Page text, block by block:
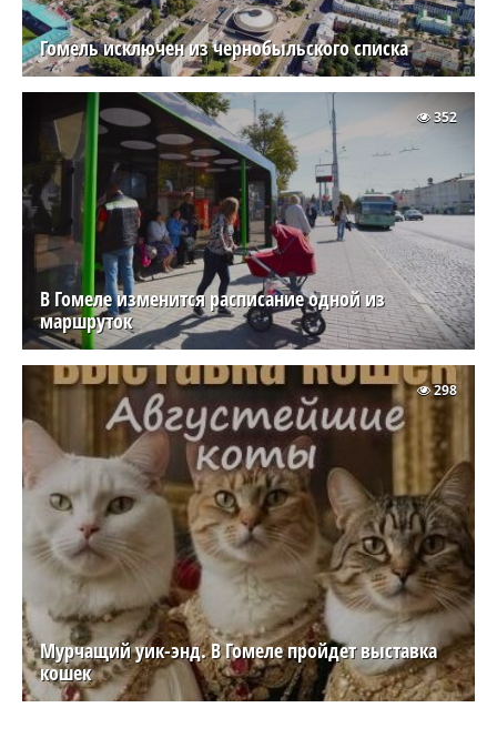
Гомель исключен из чернобыльского списка
В Гомеле изменится расписание одной из
маршруток
352
Мурчащий уик-энд. В Гомеле пройдет выставка
кошек
298